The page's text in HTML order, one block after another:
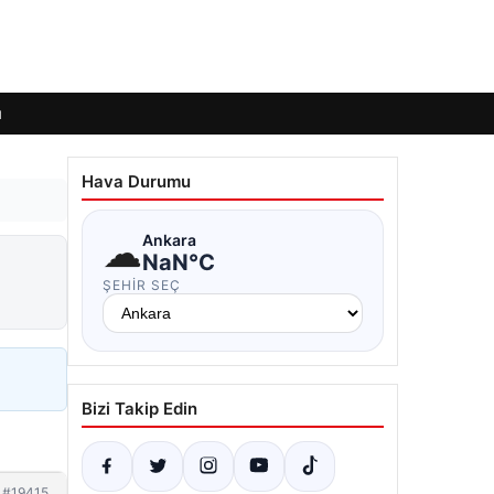
Hava Durumu
☁Ankara
NaN°C
ŞEHIR SEÇ
Bizi Takip Edin